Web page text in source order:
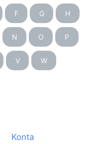
F G H
N O P
V W
Konta